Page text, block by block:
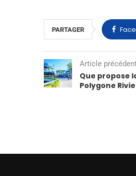
PARTAGER
Article
Que propose
Polygone